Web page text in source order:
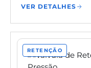
VER DETALHES
RETENÇÃO